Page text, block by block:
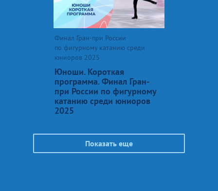
Финал Гран-при России
по фигурному катанию среди
юниоров 2025
Юноши. Короткая
программа. Финал Гран-
при России по фигурному
катанию среди юниоров
2025
Показать еще